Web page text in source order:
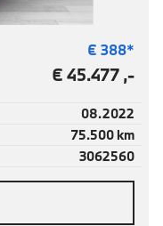
€ 388*
€ 45.477 ,-
08.2022
75.500 km
3062560